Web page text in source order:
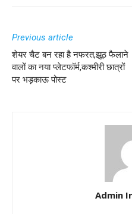
Previous article
शेयर चैट बन रहा है नफरत,झूठ फैलाने
वालों का नया प्लेटफॉर्म,कश्मीरी छात्रों
पर भड़काऊ पोस्ट
Admin